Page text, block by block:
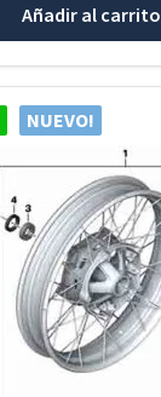
Añadir al carrito
NUEVO!